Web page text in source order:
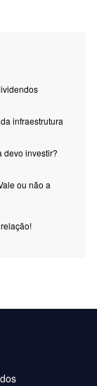
infraestrutura
devo investir?
ou não a